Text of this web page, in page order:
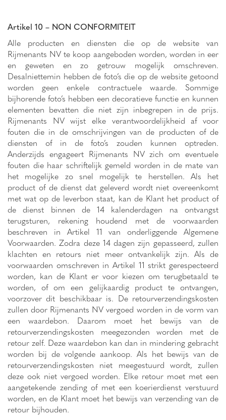
Artikel 10 – NON CONFORMITEIT
Alle producten en diensten die op de website van
Rijmenants NV te koop aangeboden worden, worden in eer
en geweten en zo getrouw mogelijk omschreven.
Desalniettemin hebben de foto’s die op de website getoond
worden geen enkele contractuele waarde. Sommige
bijhorende foto’s hebben een decoratieve functie en kunnen
elementen bevatten die niet zijn inbegrepen in de prijs.
Rijmenants NV wijst elke verantwoordelijkheid af voor
fouten die in de omschrijvingen van de producten of de
diensten of in de foto’s zouden kunnen optreden.
Anderzijds engageert Rijmenants NV zich om eventuele
fouten die haar schriftelijk gemeld worden in de mate van
het mogelijke zo snel mogelijk te herstellen. Als het
product of de dienst dat geleverd wordt niet overeenkomt
met wat op de leverbon staat, kan de Klant het product of
de dienst binnen de 14 kalenderdagen na ontvangst
terugsturen, rekening houdend met de voorwaarden
beschreven in Artikel 11 van onderliggende Algemene
Voorwaarden. Zodra deze 14 dagen zijn gepasseerd, zullen
klachten en retours niet meer ontvankelijk zijn. Als de
voorwaarden omschreven in Artikel 11 strikt gerespecteerd
worden, kan de Klant er voor kiezen om terugbetaald te
worden, of om een gelijkaardig product te ontvangen,
voorzover dit beschikbaar is. De retourverzendingskosten
zullen door Rijmenants NV vergoed worden in de vorm van
een waardebon. Daarom moet het bewijs van de
retourverzendingskosten meegezonden worden met de
retour zelf. Deze waardebon kan dan in mindering gebracht
worden bij de volgende aankoop. Als het bewijs van de
retourverzendingskosten niet meegestuurd wordt, zullen
deze ook niet vergoed worden. Elke retour moet met een
aangetekende zending of met een koerierdienst verstuurd
worden, en de Klant moet het bewijs van verzending van de
retour bijhouden.